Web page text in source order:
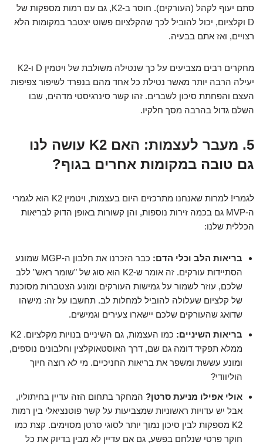
סתם יעוף לקהל (העורקים). חוסר ב-K2, גם עם רמות מספקות של
D וקלציום, יכול להוביל לכך שהקלציום פשוט יצטבר במקומות הלא
רצויים, ואז אתם בבעיה.
מחקרים רבים מצביעים על כך שנטילה משולבת של ויטמין D ו-K2
יעילה הרבה יותר מאשר נטילת כל אחד מהם בנפרד לשיפור צפיפות
העצם והפחתת סיכון לשברים. זהו קשר סינרגיסטי מדהים, שבו
השלם גדול בהרבה מסך חלקיו.
5. מעבר לעצמות: האם K2 עושה לנו
גם טובה במקומות אחרים בגוף?
לגמרי! למרות שאנחנו מתרכזים היום בעצמות, ויטמין K2 הוא לגמרי
ה-MVP גם בכמה זירות נוספות, והן קשורות באופן הדוק לבריאות
הכללית שלנו:
בריאות הלב וכלי הדם:
כבר הזכרנו את חלבון ה-MGP שמונע
הסתיידות עורקים. זה אומר ש-K2 הוא סוג של "שומר ראש" ללב
שלכם, עוזר לשמור על גמישות העורקים ומונע הצטברות מסוכנת
של קלציום שעלולה להוביל למחלות לב. תחשבו על זה: מישהו
שדואג שהעורקים שלכם יישארו צעירים וגמישים.
בריאות השיניים:
כמו העצמות, גם השיניים בנויות מקלציום. K2
ממלא תפקיד דומה גם שם, דרך האוסטאוקלצין וחלבונים נוספים,
ומונע עששת ומשפר את בריאות החניכיים. מי לא רוצה חיוך
הוליוודי?
אולי אפילו מניעת סרטן? המחקר בתחום הזה עדיין בחיתוליו,
אבל יש עדויות ראשוניות שמצביעות על קשר פוטנציאלי בין רמות
K2 מספקות לבין סיכון נמוך יותר לסוגי סרטן מסוימים. קצת כמו
חוקר פרטי שנלחם בפשע, גם אם עדיין לא מבין בדיוק את כל